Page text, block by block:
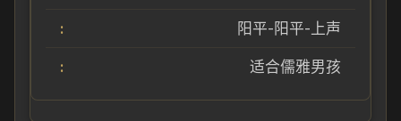
阳平-阳平-上声
适合儒雅男孩